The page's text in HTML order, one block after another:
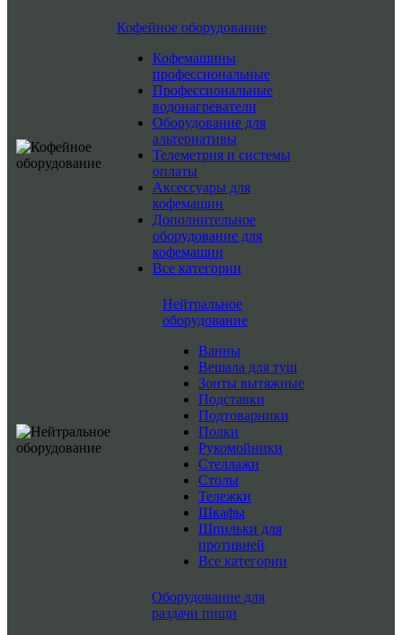
Кофейное оборудование
Кофемашины
профессиональные
Профессиональные
водонагреватели
Оборудование для
альтернативы
Телеметрия и системы
оплаты
Аксессуары для
кофемашин
Дополнительное
оборудование для
кофемашин
Все категории
Нейтральное
оборудование
Ванны
Вешала для туш
Зонты вытяжные
Подставки
Подтоварники
Полки
Рукомойники
Стеллажи
Столы
Тележки
Шкафы
Шпильки для
противней
Все категории
Оборудование для
раздачи пищи